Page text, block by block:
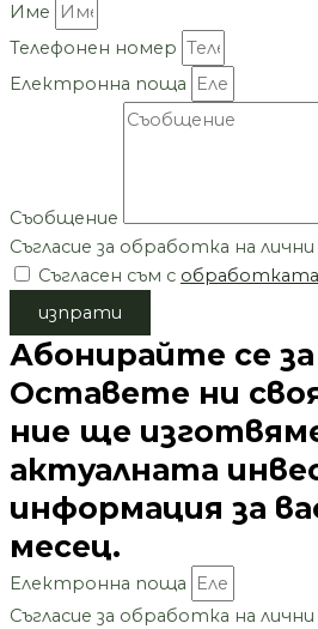
Име
Телефонен номер
Електронна поща
Съобщение
Съгласие за обработка на
Съгласен съм с обработката
изпрати
Абонирайте се
Оставете ни
ние ще
актуалната
информация за
месец.
Електронна поща
Съгласие за обработка на